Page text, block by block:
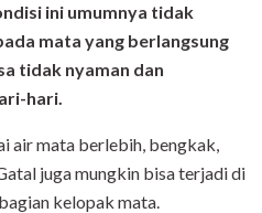
ini umumnya tidak
mata yang berlangsung
tidak nyaman dan
hari.
air mata berlebih, bengkak,
juga mungkin bisa terjadi di
kelopak mata.